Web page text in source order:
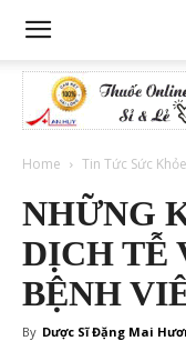
Home Tin Tức Sức Khỏe
NHỮNG
DỊCH TỄ
BỆNH
By Dược Sĩ Đặng Mai